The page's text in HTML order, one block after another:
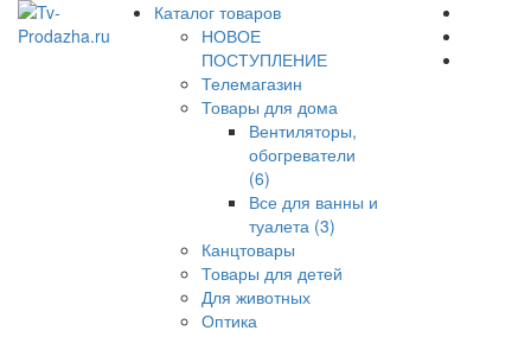
Каталог товаров
НОВОЕ
ПОСТУПЛЕНИЕ
Телемагазин
Товары для дома
Вентиляторы,
обогреватели
(6)
Все для ванны и
туалета (3)
Канцтовары
Товары для детей
Для животных
Оптика